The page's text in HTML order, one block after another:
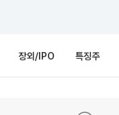
장외/IPO 특징주